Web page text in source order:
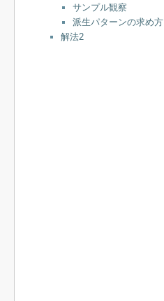
サンプル観察
派生パターンの求め方
解法2